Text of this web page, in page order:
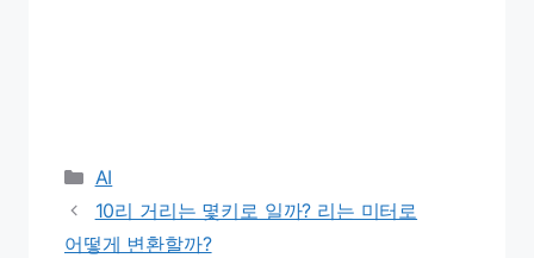
Categories
AI
10리 거리는 몇키로 일까? 리는 미터로
어떻게 변환할까?